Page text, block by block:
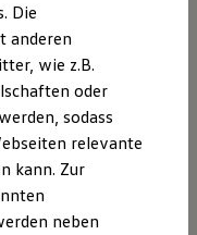
Die
anderen
wie z.B.
oder
sodass
relevante
kann. Zur
neben